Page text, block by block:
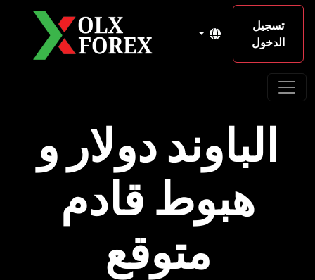
تسجيل
الدخول
الباوند دولار و
هبوط قادم
متوقع